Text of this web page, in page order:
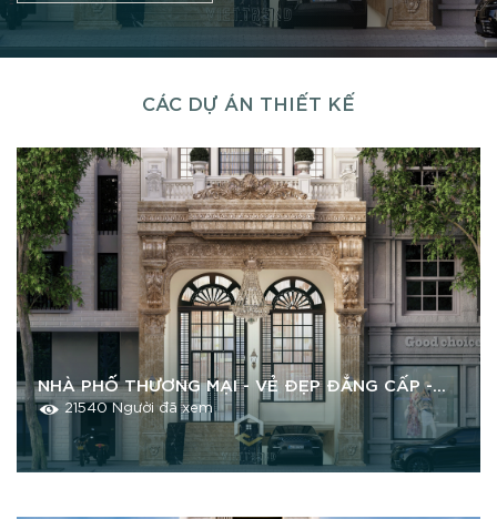
CÁC DỰ ÁN THIẾT KẾ
NHÀ PHỐ THƯƠNG MẠI - VẺ ĐẸP ĐẲNG CẤP -
TINH TẾ & SANG TRỌNG
21540 Người đã xem